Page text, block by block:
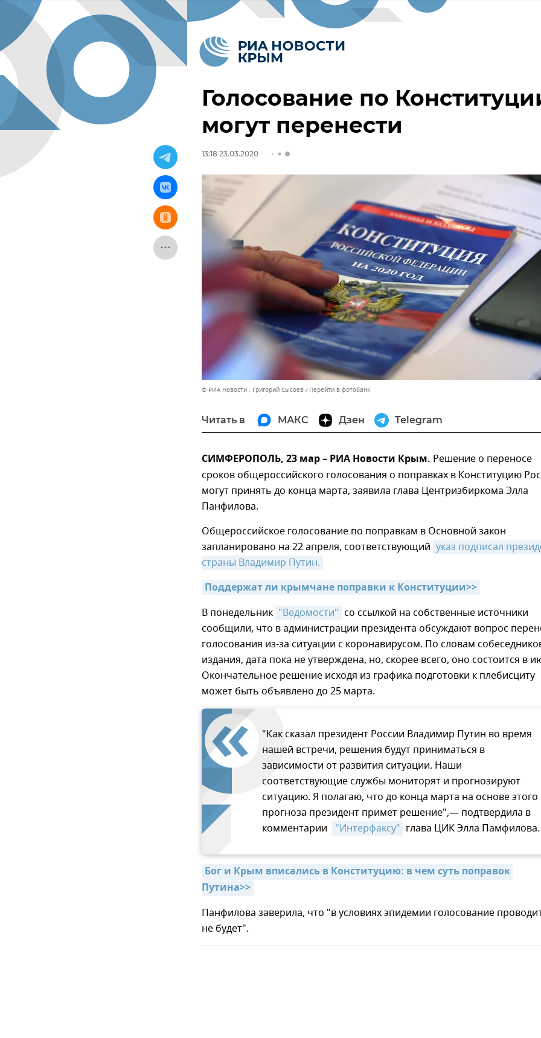
Голосование по
могут перенести
13:18 23.03.2020
© РИА Новости . Григорий Сысоев Перейти в фотобанк
Читать в МАКС Дзен Telegram
СИМФЕРОПОЛЬ, 23 мар – РИА Новости Крым. Решение о переносе
сроков общероссийского голосования о поправках в Конституцию
могут принять до конца марта, заявила глава Центризбиркома Элла
Панфилова.
Общероссийское голосование по поправкам в Основной закон
запланировано на 22 апреля, соответствующий указ подписал
страны Владимир Путин.
Поддержат ли крымчане поправки к Конституции>>
В понедельник "Ведомости" со ссылкой на собственные источники
сообщили, что в администрации президента обсуждают вопрос
голосования из-за ситуации с коронавирусом. По словам
издания, дата пока не утверждена, но, скорее всего, оно состоится в
Окончательное решение исходя из графика подготовки к плебисциту
может быть объявлено до 25 марта.
"Как сказал президент России Владимир Путин во время
нашей встречи, решения будут приниматься в
зависимости от развития ситуации. Наши
соответствующие службы мониторят и прогнозируют
ситуацию. Я полагаю, что до конца марта на основе этого
прогноза президент примет решение",— подтвердила в
комментарии
"Интерфаксу" глава ЦИК Элла Памфилова.
Бог и Крым вписались в Конституцию: в чем суть поправок
Путина>>
Панфилова заверила, что "в условиях эпидемии голосование
не будет".